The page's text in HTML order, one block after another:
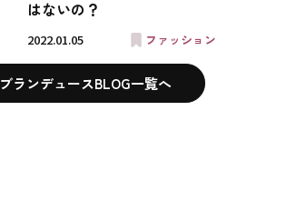
はないの？
2022.01.05
ファッション
ブランデュースBLOG一覧へ